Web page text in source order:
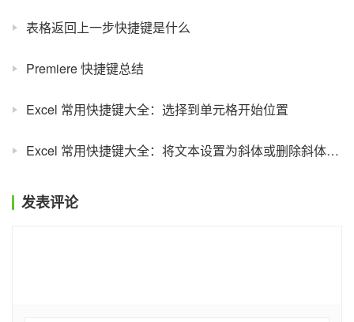
表格返回上一步快捷键是什么
Premiere 快捷键总结
Excel 常用快捷键大全：选择到单元格开始位置
Excel 常用快捷键大全：将文本设置为斜体或删除斜体格式
发表评论